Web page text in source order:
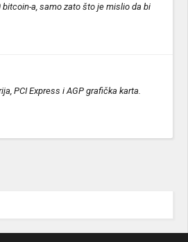
a, samo zato što je mislio da bi
PCI Express i AGP grafička karta.